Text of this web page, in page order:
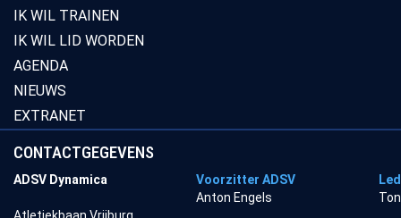
IK WIL TRAINEN
IK WIL LID WORDEN
AGENDA
NIEUWS
EXTRANET
CONTACTGEGEVENS
ADSV Dynamica Voorzitter ADSV
Anton Engels